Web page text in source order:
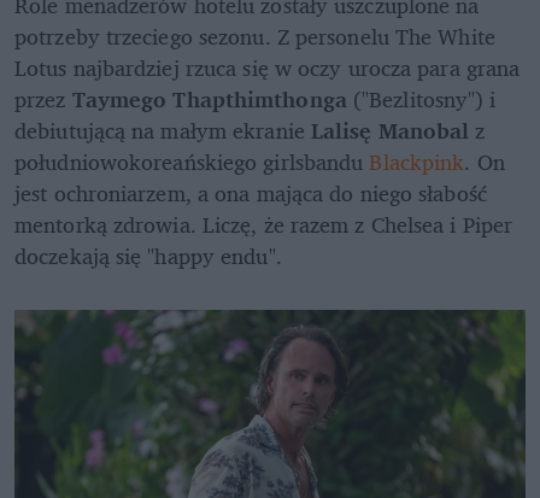
potrzeby trzeciego sezonu. Z personelu The White
Lotus najbardziej rzuca się w oczy urocza para grana
przez Taymego Thapthimthonga ("Bezlitosny") i
debiutującą na małym ekranie Lalisę Manobal z
południowokoreańskiego girlsbandu Blackpink. On
jest ochroniarzem, a ona mająca do niego słabość
mentorką zdrowia. Liczę, że razem z Chelsea i Piper
doczekają się "happy endu".